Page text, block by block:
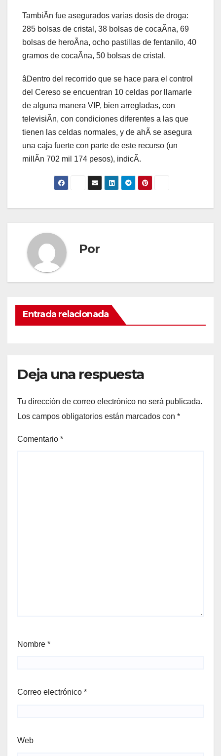
TambiÃn fue asegurados varias dosis de droga:
285 bolsas de cristal, 38 bolsas de cocaÃna, 69
bolsas de heroÃna, ocho pastillas de fentanilo, 40
gramos de cocaÃna, 50 bolsas de cristal.
âDentro del recorrido que se hace para el control
del Cereso se encuentran 10 celdas por llamarle
de alguna manera VIP, bien arregladas, con
televisiÃn, con condiciones diferentes a las que
tienen las celdas normales, y de ahÃ se asegura
una caja fuerte con parte de este recurso (un
millÃn 702 mil 174 pesos), indicÃ.
Por
Entrada relacionada
Deja una respuesta
Tu dirección de correo electrónico no será publicada.
Los campos obligatorios están marcados con *
Comentario *
Nombre *
Correo electrónico *
Web